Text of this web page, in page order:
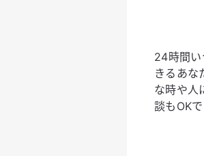
24時間い
きるあな
な時や人
談もOK